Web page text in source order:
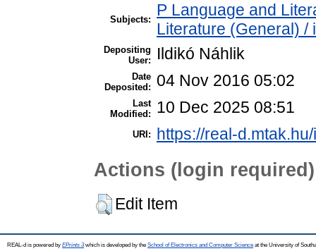
Subjects:
P Language and
Literature (General) /
Depositing
User:
Ildikó Náhlik
Date
Deposited:
04 Nov 2016 05:02
Last
Modified:
10 Dec 2025 08:51
URI: https://real-
Actions (login required)
Edit Item
REAL-d is powered by EPrints 3which is developed by the School of Electronics and Computer Science at the University of